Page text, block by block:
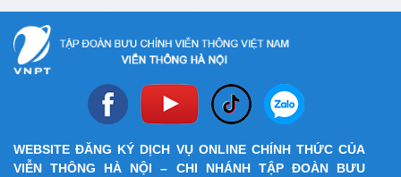
WEBSITE ĐĂNG KÝ DỊCH VỤ ONLINE CHÍNH THỨC CỦA
VIỄN THÔNG HÀ NỘI – CHI NHÁNH TẬP ĐOÀN BƯU